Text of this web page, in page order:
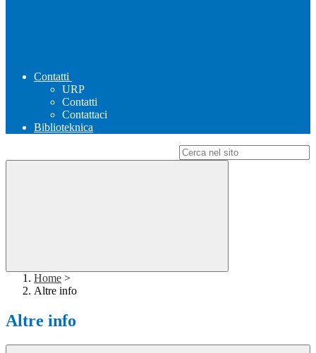
Contatti
URP
Contatti
Contattaci
Biblioteknica
Home >
Altre info
Altre info